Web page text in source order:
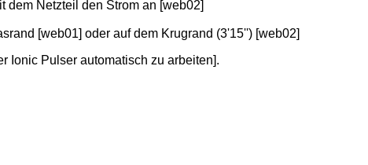
dem Netzteil den Strom an [web02]
[web01] oder auf dem Krugrand (3'15'') [web02]
Ionic Pulser automatisch zu arbeiten].